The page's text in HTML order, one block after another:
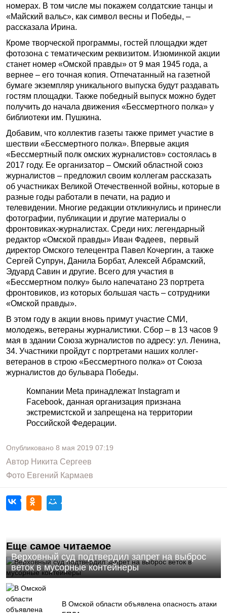
номерах. В том числе мы покажем солдатские танцы и
«Майский вальс», как символ весны и Победы, –
рассказала Ирина.
Кроме творческой программы, гостей площадки ждет
фотозона с тематическим реквизитом. Изюминкой акции
станет номер «Омской правды» от 9 мая 1945 года, а
вернее – его точная копия. Отпечатанный на газетной
бумаге экземпляр уникального выпуска будут раздавать
гостям площадки. Также победный выпуск можно будет
получить до начала движения «Бессмертного полка» у
библиотеки им. Пушкина.
Добавим, что коллектив газеты также примет участие в
шествии «Бессмертного полка». Впервые акция
«Бессмертный полк омских журналистов» состоялась в
2017 году. Ее организатор – Омский областной союз
журналистов – предложил своим коллегам рассказать
об участниках Великой Отечественной войны, которые в
разные годы работали в печати, на радио и
телевидении. Многие редакции откликнулись и принесли
фотографии, публикации и другие материалы о
фронтовиках-журналистах. Среди них: легендарный
редактор «Омской правды» Иван Фадеев, первый
директор Омского телецентра Павел Кочергин, а также
Сергей Супрун, Данила Борбат, Алексей Абрамский,
Эдуард Савин и другие. Всего для участия в
«Бессмертном полку» было напечатано 23 портрета
фронтовиков, из которых большая часть – сотрудники
«Омской правды».
В этом году в акции вновь примут участие СМИ,
молодежь, ветераны журналистики. Сбор – в 13 часов 9
мая в здании Союза журналистов по адресу: ул. Ленина,
34. Участники пройдут с портретами наших коллег-
ветеранов в строю «Бессмертного полка» от Союза
журналистов до бульвара Победы.
Компании Meta принадлежат Instagram и
Facebook, данная организация признана
экстремистской и запрещена на территории
Российской Федерации.
Опубликовано 8 мая 2019 07:19
Автор Никита Сергеев
Фото Евгений Кармаев
Еще самое читаемое
Верховный суд подтвердил запрет на выброс
веток в мусорные контейнеры
В Омской области объявлена опасность атаки